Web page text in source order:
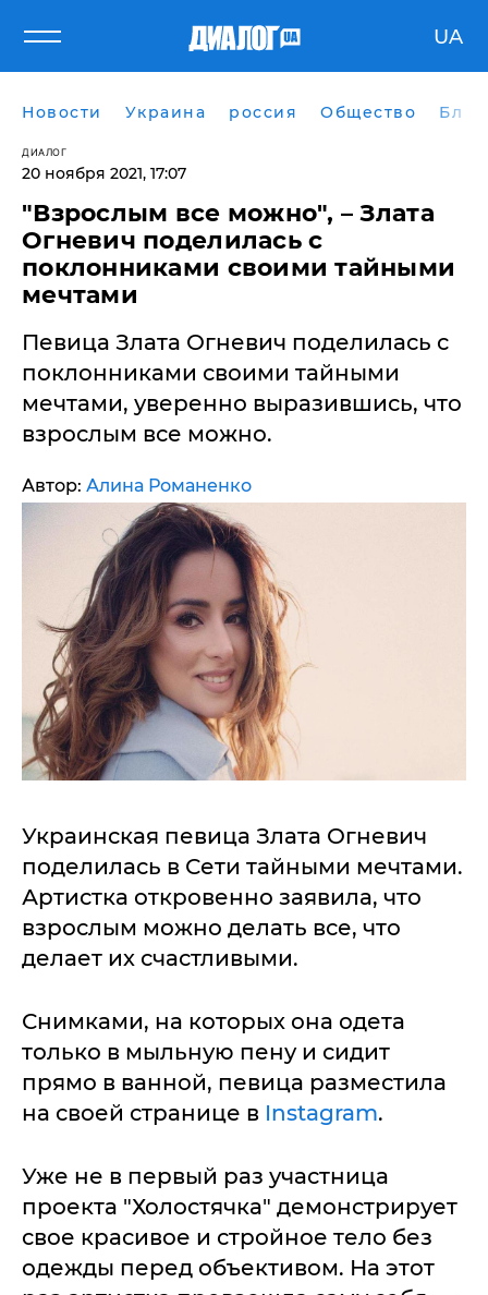
UA
Новости Украина россия Общество
ДИАЛОГ
20 ноября 2021, 17:07
"Взрослым все можно", – Злата
Огневич поделилась с
поклонниками своими тайными
мечтами
Певица Злата Огневич поделилась с
поклонниками своими тайными
мечтами, уверенно выразившись, что
взрослым все можно.
Автор: Алина Романенко
Украинская певица Злата Огневич
поделилась в Сети тайными мечтами.
Артистка откровенно заявила, что
взрослым можно делать все, что
делает их счастливыми.
Снимками, на которых она одета
только в мыльную пену и сидит
прямо в ванной, певица разместила
на своей странице в Instagram.
Уже не в первый раз участница
проекта "Холостячка" демонстрирует
свое красивое и стройное тело без
одежды перед объективом. На этот